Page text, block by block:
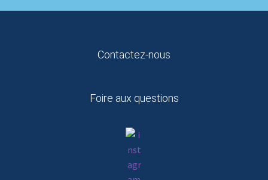
Contactez-nous
Foire aux questions